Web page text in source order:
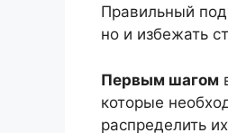
Правильный
но и избежать
Первым шагом
которые
распределить